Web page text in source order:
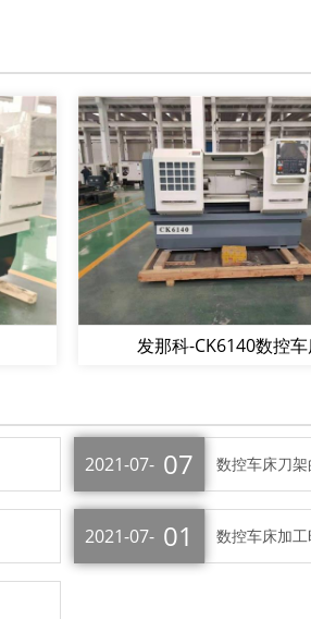
发那科-CK6140数控
2021-07- 07 数控车床刀
2021-07- 01 数控车床加